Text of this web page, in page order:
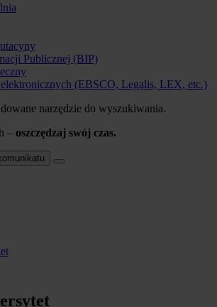
Publicznej (BIP)
elektronicznych (EBSCO, Legalis, LEX, etc.)
narzędzie do wyszukiwania.
– oszczędzaj swój czas.